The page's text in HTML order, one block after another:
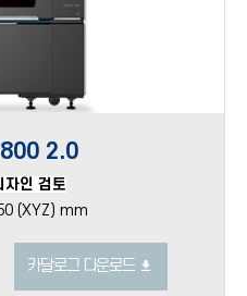
2.0
자인 검토
(XYZ) mm
카달로그 다운로드